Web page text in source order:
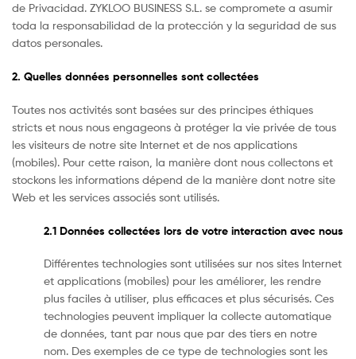
de Privacidad. ZYKLOO BUSINESS S.L. se compromete a asumir
toda la responsabilidad de la protección y la seguridad de sus
datos personales.
2. Quelles données personnelles sont collectées
Toutes nos activités sont basées sur des principes éthiques
stricts et nous nous engageons à protéger la vie privée de tous
les visiteurs de notre site Internet et de nos applications
(mobiles). Pour cette raison, la manière dont nous collectons et
stockons les informations dépend de la manière dont notre site
Web et les services associés sont utilisés.
2.1 Données collectées lors de votre interaction avec nous
Différentes technologies sont utilisées sur nos sites Internet
et applications (mobiles) pour les améliorer, les rendre
plus faciles à utiliser, plus efficaces et plus sécurisés. Ces
technologies peuvent impliquer la collecte automatique
de données, tant par nous que par des tiers en notre
nom. Des exemples de ce type de technologies sont les